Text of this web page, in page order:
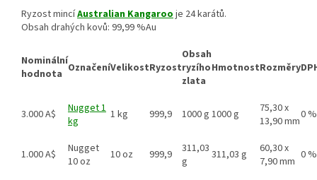
Ryzost mincíAustralian Kangaroo je 24 karátů.
Obsah drahých kovů: 99,99 %Au
Nominální
hodnota OznačeníVelikostRyzost
Obsah
ryzího
zlata
HmotnostRozměry
3.000 A$
Nugget 1
kg
1 kg 999,9 1000 g 1000 g
75,30 x
13,90 mm0 %
1.000 A$
Nugget
10 oz
10 oz 999,9
311,03
g
311,03 g
60,30 x
7,90 mm 0 %